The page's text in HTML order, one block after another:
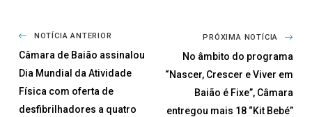
NOTÍCIA ANTERIOR
Câmara de Baião assinalou
Dia Mundial da Atividade
Física com oferta de
desfibrilhadores a quatro
PRÓXIMA NOTÍCIA
No âmbito do programa
“Nascer, Crescer e Viver em
Baião é Fixe”, Câmara
entregou mais 18 “Kit Bebé”